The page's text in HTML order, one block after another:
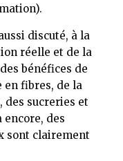
discuté, à la
réelle et de la
bénéfices de
en fibres, de la
sucreries et
des
sont clairement